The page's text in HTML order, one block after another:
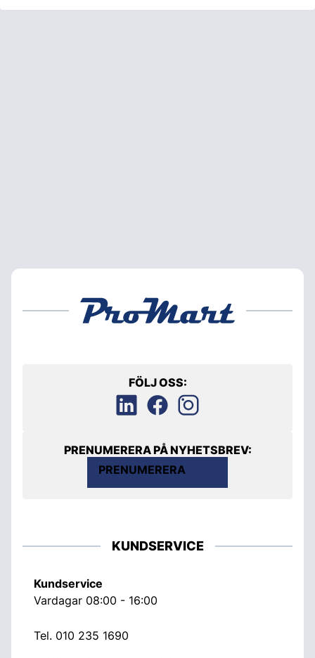
FÖLJ OSS:
PRENUMERERA PÅ NYHETSBREV:
PRENUMERERA
KUNDSERVICE
Kundservice
Vardagar 08:00 - 16:00
Tel. 010 235 1690